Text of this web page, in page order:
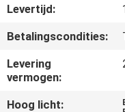
VERZOEK
OM
EEN
CITAAT
Levertijd:
Betalingscondities:
Levering
vermogen:
Hoog licht: